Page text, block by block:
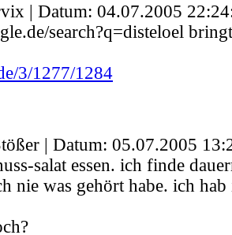
| Datum: 04.07.2005
search?q=disteloel
3/1277/1284
| Datum: 05.07.2005
salat essen. ich finde
nie was gehört habe. ich